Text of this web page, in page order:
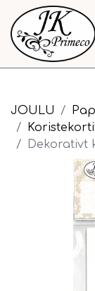
JOULU
Dekorativt